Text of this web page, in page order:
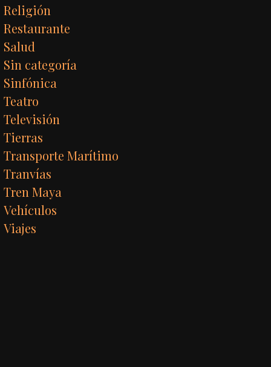
Religión
Restaurante
Salud
Sin categoría
Sinfónica
Teatro
Televisión
Tierras
Transporte Marítimo
Tranvías
Tren Maya
Vehículos
Viajes